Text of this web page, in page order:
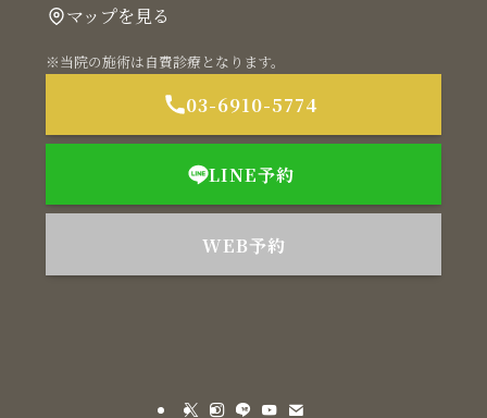
マップを見る
※当院の施術は自費診療となります。
03-6910-5774
LINE予約
WEB予約